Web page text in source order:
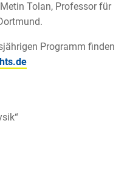
Tolan, Professor für
Programm finden